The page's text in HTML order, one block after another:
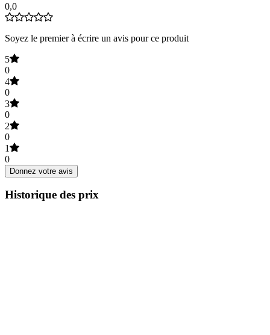
0,0
Soyez le premier à écrire un avis pour ce produit
5
0
4
0
3
0
2
0
1
0
Donnez votre avis
Historique des prix